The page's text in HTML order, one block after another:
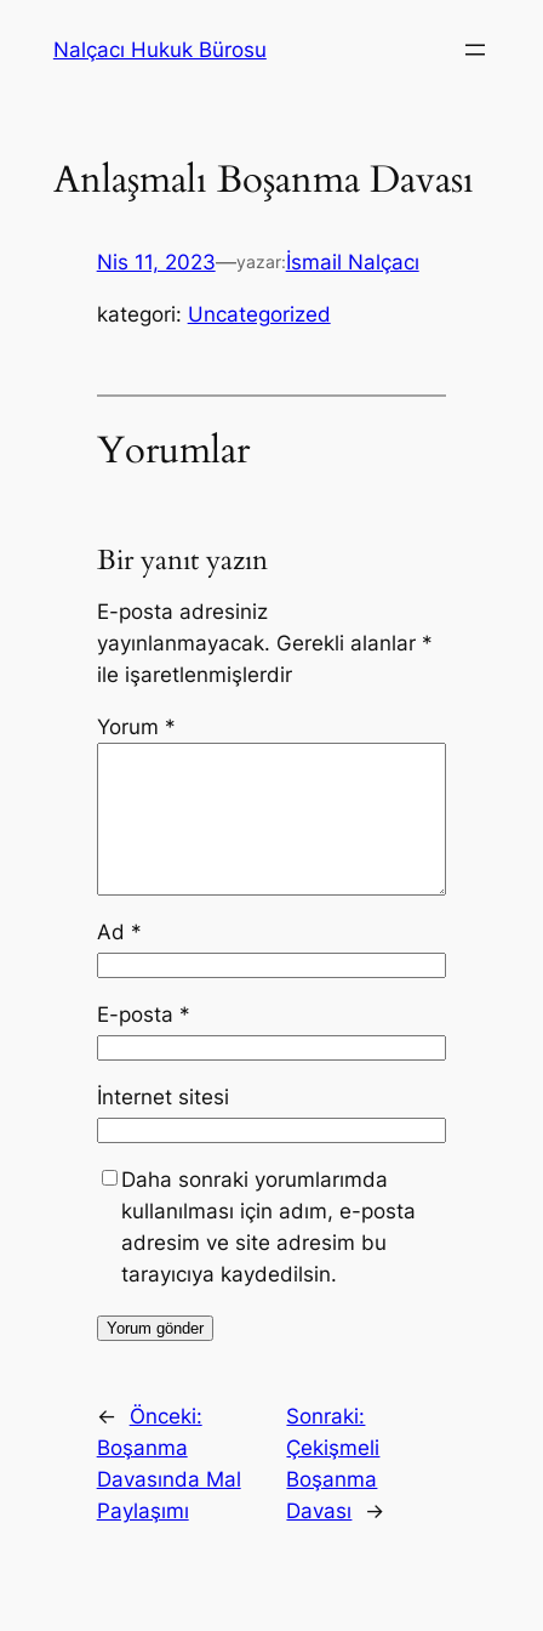
Nalçacı Hukuk Bürosu
Anlaşmalı Boşanma Davası
Nis 11, 2023—yazar:İsmail Nalçacı
kategori: Uncategorized
Yorumlar
Bir yanıt yazın
E-posta adresiniz
yayınlanmayacak. Gerekli alanlar *
ile işaretlenmişlerdir
Yorum *
Ad *
E-posta *
İnternet sitesi
Daha sonraki yorumlarımda
kullanılması için adım, e-posta
adresim ve site adresim bu
tarayıcıya kaydedilsin.
←
Önceki:
Boşanma
Davasında Mal
Paylaşımı
Sonraki:
Çekişmeli
Boşanma
Davası
→